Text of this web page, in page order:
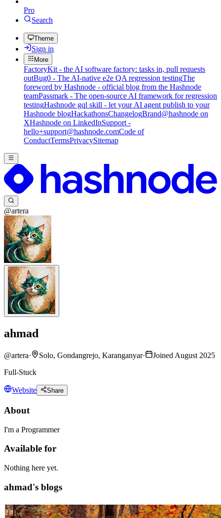
Pro
Search
Theme
Sign in
More
FactoryKit - the AI software factory: tasks in, pull requests
outBug0 - The AI-native e2e QA regression testingThe
foreword by Hashnode - official blog from the Hashnode
teamPassmark - The open-source AI framework for regression
testingHashnode gql skill - let your AI agent publish to your
Hashnode blogHackathonsChangelogBrand@hashnode on
XHashnode on LinkedInSupport -
hello+support@hashnode.comCode of
ConductTermsPrivacySitemap
@artera
ahmad
@artera· Solo, Gondangrejo, Karanganyar·
Joined August 2025
Full-Stuck
Website Share
About
I'm a Programmer
Available for
Nothing here yet.
ahmad's blogs